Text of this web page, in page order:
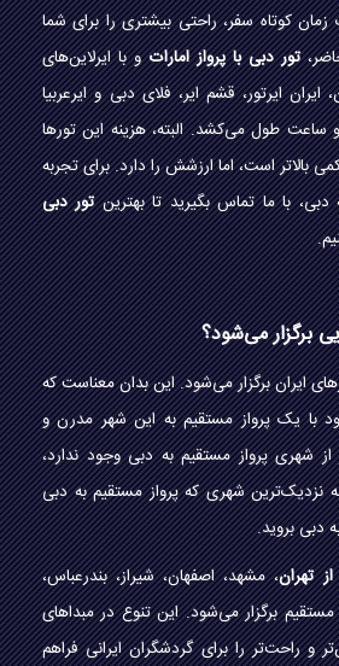
کوتاه سفر، راحتی بیشتری را برای شما
تور دبی با پرواز اماراتو با ایرلاین‌های
ایران ایرتور، قشم ایر، فلای دبی و ایرعربیا
طول می‌کشد. البته، هزینه این تورها
بالاتر است، اما ارزشش را دارد. برای تجربه
با ما تماس بگیرید تا بهترینتور دبی
برگزار می‌شود؟
ایران برگزار می‌شود. این بدان معناست که
با یک پرواز مستقیم به این شهر مدرن و
شهری پرواز مستقیم به دبی وجود ندارد،
نزدیک‌ترین شهری که پرواز مستقیم به دبی
دبی بروید.
تهران، مشهد، اصفهان، شیراز، بندرعباس،
برگزار می‌شود. این تنوع در مبداهای
و راحت‌تر را برای گردشگران ایرانی فراهم